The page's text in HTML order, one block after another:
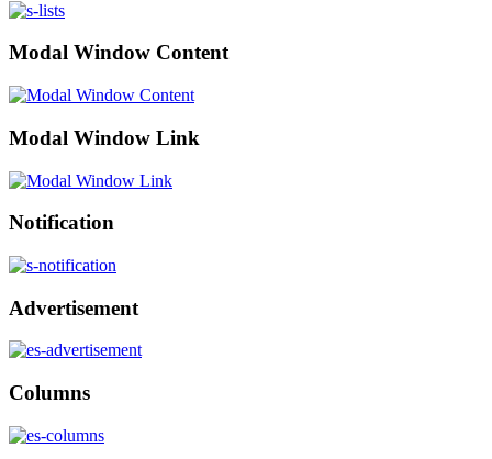
Modal Window Content
Modal Window Link
Notification
Advertisement
Columns